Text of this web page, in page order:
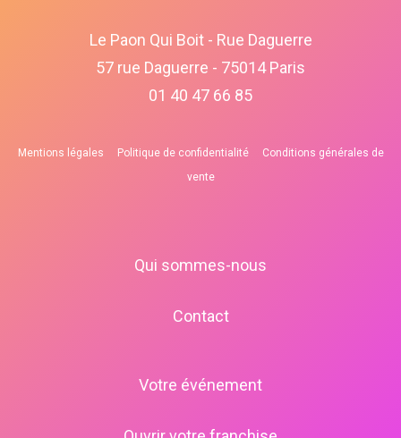
Le Paon Qui Boit - Rue Daguerre
57 rue Daguerre - 75014 Paris
01 40 47 66 85
Mentions légales Politique de confidentialité
Conditions générales de
vente
Qui sommes-nous
Contact
Votre événement